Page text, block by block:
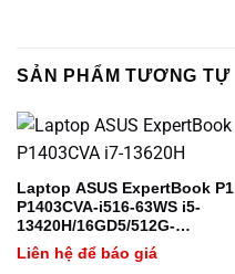
SẢN PHẨM TƯƠNG TỰ
Laptop ASUS ExpertBook P1
P1403CVA-i516-63WS i5-
13420H/16GD5/512G-
SSD/W11H/Office/2Y-
OSS/XÁM
Liên hệ để báo giá